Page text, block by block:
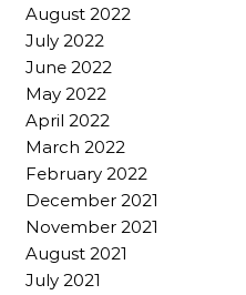
August 2022
July 2022
June 2022
May 2022
April 2022
March 2022
February 2022
December 2021
November 2021
August 2021
July 2021